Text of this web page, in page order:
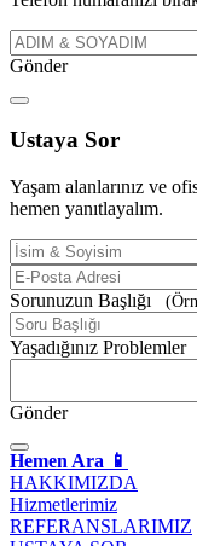
Gönder
Ustaya Sor
Yaşam alanlarınız ve
hemen yanıtlayalım.
Sorunuzun Başlığı
Yaşadığınız Problemler
Gönder
Hemen Ara 📱
HAKKIMIZDA
Hizmetlerimiz
REFERANSLARIMIZ